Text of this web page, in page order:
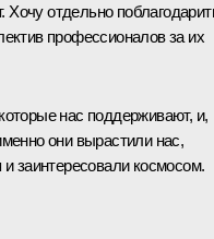
Хочу отдельно
профессионалов за их
нас поддерживают, и,
они вырастили нас,
заинтересовали космосом.